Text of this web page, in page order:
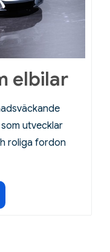
elbilar
utvecklar
roliga fordon